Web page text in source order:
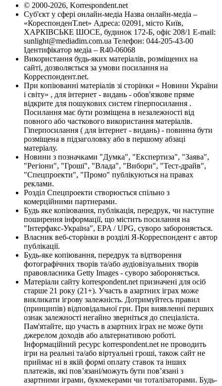
© 2000-2026, Korrespondent.net
Суб'єкт у сфері онлайн-медіа Назва онлайн-медіа –
«КореспонденТ.net» Адреса: 02091, місто Київ,
ХАРКІВСЬКЕ ШОСЕ, будинок 172-Б, офіс 208/1 E-mail:
sunlight@mediadim.com.ua Телефон: 044-205-43-00
Ідентифікатор медіа – R40-06068
Використання будь-яких матеріалів, розміщених на
сайті, дозволяється за умови посилання на
Корреспондент.net.
При копіюванні матеріалів зі сторінки « Новини України
і світу» , для інтернет - видань - обов'язкове пряме
відкрите для пошукових систем гіперпосилання .
Посилання має бути розміщена в незалежності від
повного або часткового використання матеріалів.
Гіперпосилання ( для інтернет - видань) - повинна бути
розміщена в підзаголовку або в першому абзаці
матеріалу.
Новини з позначками "Думка", "Експертиза", "Заява",
"Регіони", "Гроші", "Влада", "Вибори", "Тест-драйв",
"Спецпроекти", "Промо" публікуються на правах
реклами.
Розділ Спецпроекти створюється спільно з
комерційними партнерами.
Будь яке копіювання, публікація, передрук, чи наступне
поширення інформації, що містить посилання на
"Інтерфакс-Україна", EPA / UPG, суворо забороняється.
Власник веб-сторінки в розділі Я-Корреспондент є автор
публікації.
Будь-яке копіювання, передрук та відтворення
фотографічних творів та/або аудіовізуальних творів
правовласника Getty Images - суворо забороняється.
Матеріали сайту korrespondent.net призначені для осіб
старше 21 року (21+). Участь в азартних іграх може
викликати ігрову залежність. Дотримуйтесь правил
(принципів) відповідальної гри. При виявленні перших
ознак залежності негайно зверніться до спеціаліста.
Пам'ятайте, що участь в азартних іграх не може бути
джерелом доходів або альтернативою роботі.
Інформаційний ресурс korrespondent.net не проводить
ігри на реальні та/або віртуальні гроші, також сайт не
приймає ні в якій формі оплату ставок та інших
платежів, які пов’язані/можуть бути пов’язані з
азартними іграми, букмекерами чи тоталізаторами. Будь-